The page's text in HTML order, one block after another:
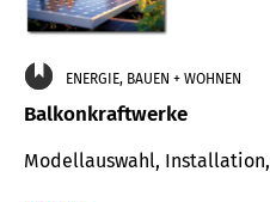
ENERGIE, BAUEN + WOHNEN
Balkonkraftwerke
Modellauswahl,